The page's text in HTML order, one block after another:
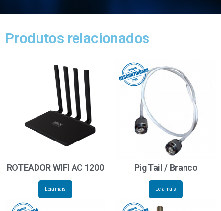
Produtos relacionados
ROTEADOR WIFI AC 1200
Leia mais
Pig Tail / Branco
Leia mais